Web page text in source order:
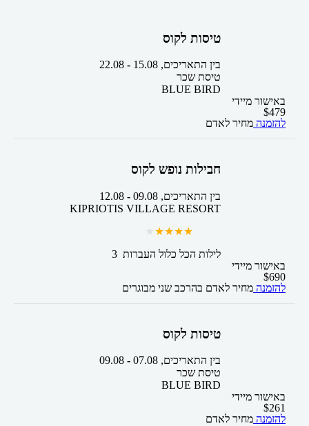
טיסות לקוס
בין התאריכים, -
22.08
טיסת שכר
BLUE BIRD
באישור מיידי
$479
להזמנה מחיר לאדם
חבילות נופש לקוס
בין התאריכים, -
12.08
KIPRIOTIS VILLAGE RESORT
3 לילות הכל כלול העברות
באישור מיידי
$690
להזמנה מחיר לאדם בהרכב שני מבוגרים
טיסות לקוס
בין התאריכים, -
09.08
טיסת שכר
BLUE BIRD
באישור מיידי
$261
להזמנה מחיר לאדם